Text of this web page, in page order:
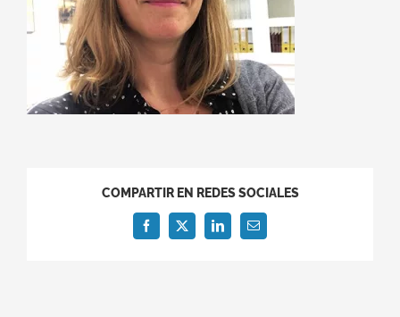
COMPARTIR EN REDES SOCIALES
Facebook
X LinkedInCorreo
electrónico